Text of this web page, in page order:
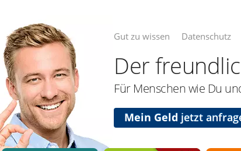
Gut zu wissen Datenschutz
Der
Für Menschen wie Du
Mein Geld jetzt